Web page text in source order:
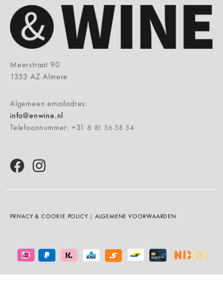
Meerstraat 90
1353 AZ Almere
Algemeen emailadres:
info@enwine.nl
Telefoonnummer: +31 6 81 56 58 54
PRIVACY & COOKIE POLICY | ALGEMENE VOORWAARDEN